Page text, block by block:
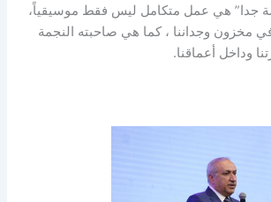
جدا” هي عمل متكامل ليس فقط موسيقياً،
مخزون وجداننا ، كما هي صاحبته النجمة
وداخل أعماقنا.